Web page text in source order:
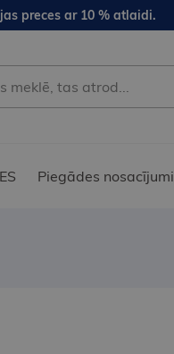
preces ar 10 % atlaidi.
Piegādes nosacījumi